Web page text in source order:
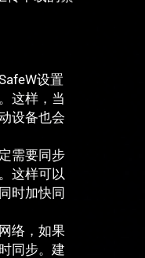
设置
这样，当
设备也会
需要同步
这样可以
时加快同
络，如果
同步。建